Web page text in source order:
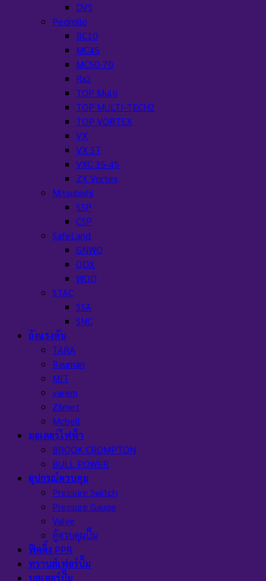
DVS
Pedrollo
BC10
MC45
MC50-70
Rx2
TOP Multi
TOP MULTI-TECH2
TOP VORTEX
VX
VX ST
VXC 35-45
ZX Vortex
Mitsubishi
SSP
CSP
SafeLand
GNWQ
QDX
WQD
STAC
SSA
SNC
ถังแรงดัน
TARA
Bauman
MIT
varem
Zilmet
Mcbell
มอเตอร์ไฟฟ้า
BROOK CROMPTON
BULL POWER
อุปกรณ์ควบคุม
Pressure Switch
Pressure Gauge
Valve
ตู้ควบคุมปั๊ม
ฟิตติ้ง PPR
ทรานส์เฟอร์ปั๊ม
บูสเตอร์ปั๊ม